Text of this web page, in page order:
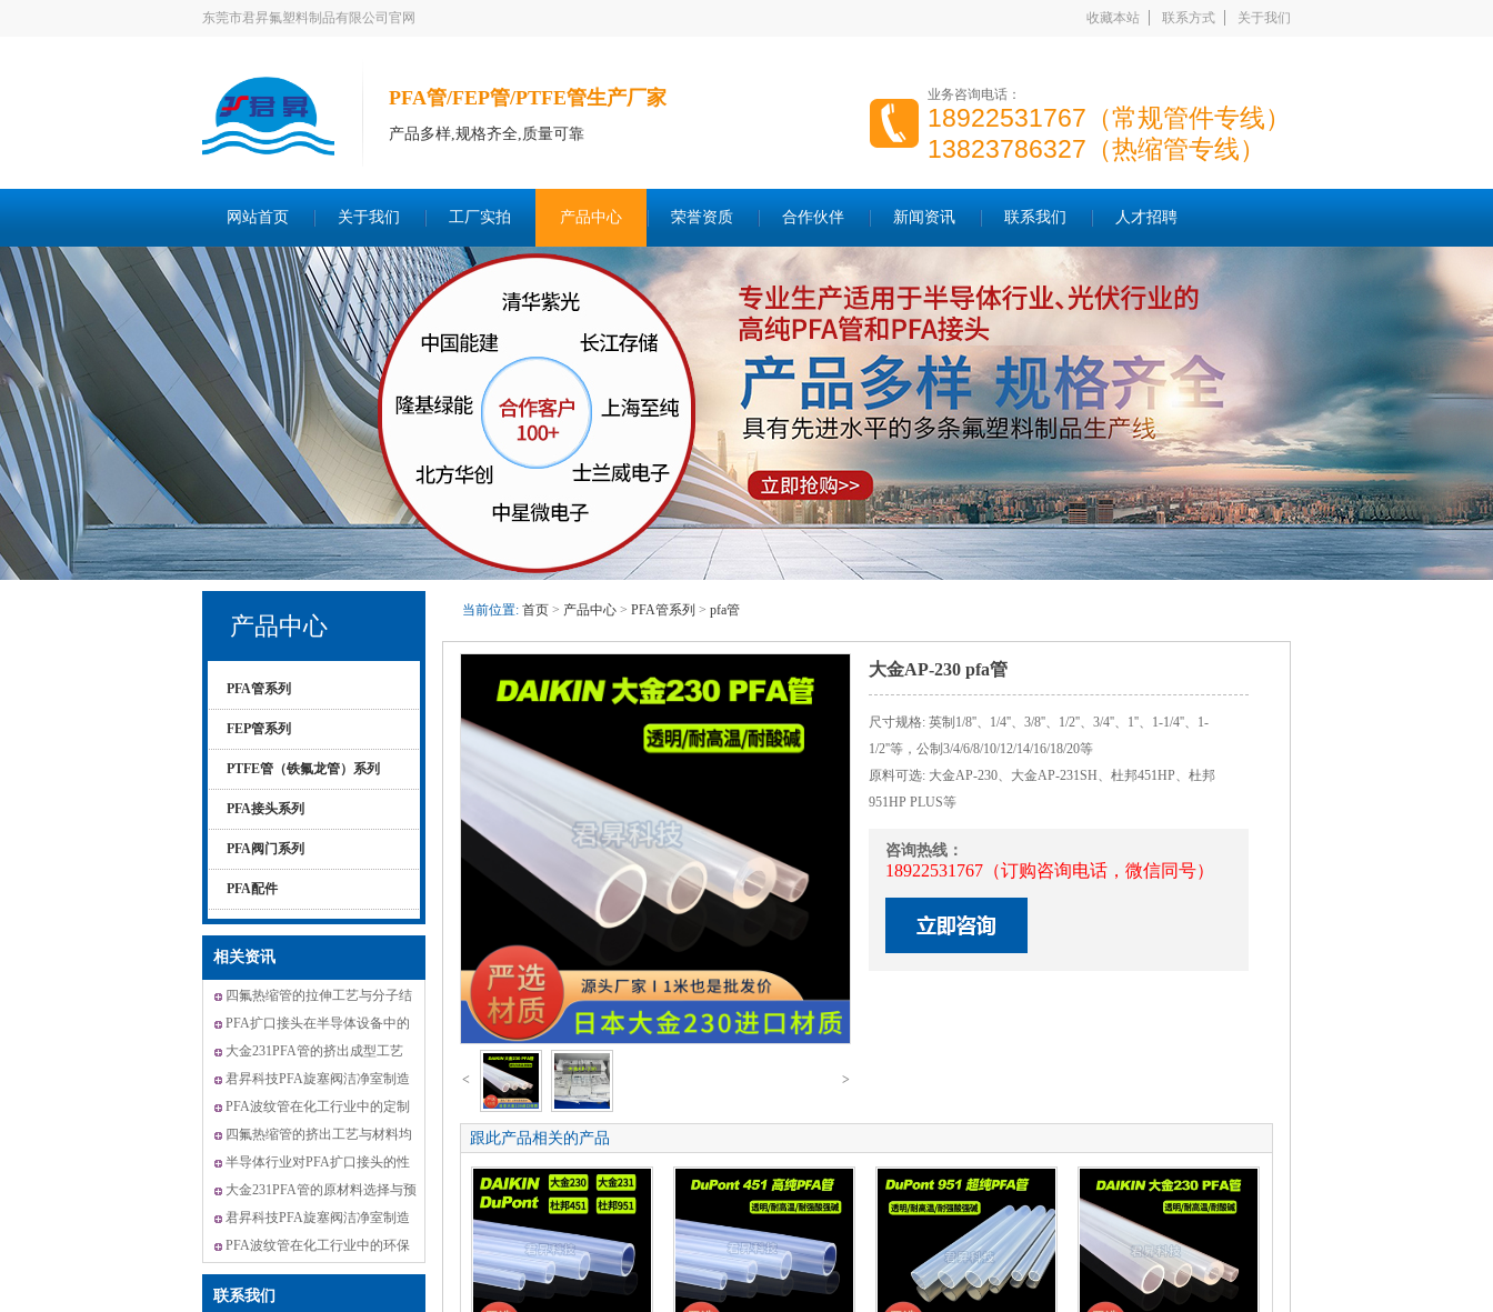
东莞市君昇氟塑料制品有限公司官网 收藏本站 联系方式 关于我们
PFA管/FEP管/PTFE管生产厂家
产品多样,规格齐全,质量可靠
业务咨询电话：
18922531767（常规管件专线）
13823786327（热缩管专线）
网站首页 关于我们 工厂实拍 产品中心 荣誉资质 合作伙伴 新闻资讯 联系我们 人才招聘
产品中心
PFA管系列
FEP管系列
PTFE管（铁氟龙管）系列
PFA接头系列
PFA阀门系列
PFA配件
相关资讯
四氟热缩管的拉伸工艺与分子结
构优化
PFA扩口接头在半导体设备中的
应用案例
大金231PFA管的挤出成型工艺
君昇科技PFA旋塞阀洁净室制造
的环境监测
PFA波纹管在化工行业中的定制
化解决方案
四氟热缩管的挤出工艺与材料均
匀性控制
半导体行业对PFA扩口接头的性
能要求与选
大金231PFA管的原材料选择与预
处理
君昇科技PFA旋塞阀洁净室制造
的质量控制
PFA波纹管在化工行业中的环保
性能与可持
联系我们
当前位置: 首页 > 产品中心 > PFA管系列 > pfa管
< >
大金AP-230 pfa管
尺寸规格: 英制1/8''、1/4''、3/8''、1/2''、3/4''、1''、1-1/4''、1-
1/2''等，公制3/4/6/8/10/12/14/16/18/20等
原料可选: 大金AP-230、大金AP-231SH、杜邦451HP、杜邦
951HP PLUS等
咨询热线：
18922531767（订购咨询电话，微信同号）
跟此产品相关的产品